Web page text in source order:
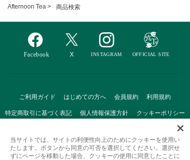
Afternoon Tea > 商品検索
ご利用ガイド はじめての方へ 会員規約 利用規約
特定商取引に基づく表記 個人情報保護方針 クッキーポリシー
当サイトでは、サイトの利便性向上のためにクッキーを使用い
たします。ボタンから同意の可否を選択してください。選択せ
ずにページを移動した場合、クッキーの使用に同意したことに